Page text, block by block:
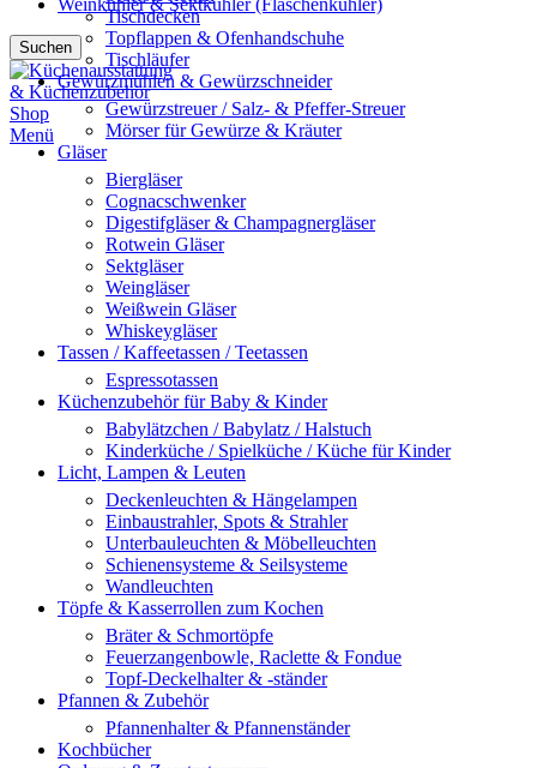
Weinkühler & Sektkühler (Flaschenkühler)
Suchen
Menü
Tischdecken
Topflappen & Ofenhandschuhe
Tischläufer
Gewürzmühlen & Gewürzschneider
Gewürzstreuer / Salz- & Pfeffer-Streuer
Mörser für Gewürze & Kräuter
Gläser
Biergläser
Cognacschwenker
Digestifgläser & Champagnergläser
Rotwein Gläser
Sektgläser
Weingläser
Weißwein Gläser
Whiskeygläser
Tassen / Kaffeetassen / Teetassen
Espressotassen
Küchenzubehör für Baby & Kinder
Babylätzchen / Babylatz / Halstuch
Kinderküche / Spielküche / Küche für Kinder
Licht, Lampen & Leuten
Deckenleuchten & Hängelampen
Einbaustrahler, Spots & Strahler
Unterbauleuchten & Möbelleuchten
Schienensysteme & Seilsysteme
Wandleuchten
Töpfe & Kasserrollen zum Kochen
Bräter & Schmortöpfe
Feuerzangenbowle, Raclette & Fondue
Topf-Deckelhalter & -ständer
Pfannen & Zubehör
Pfannenhalter & Pfannenständer
Kochbücher